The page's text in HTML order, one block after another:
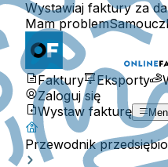
Wystawiaj faktury za
Mam problem
Faktury Eksporty
Zaloguj się
Wystaw fakturę
Przewodnik